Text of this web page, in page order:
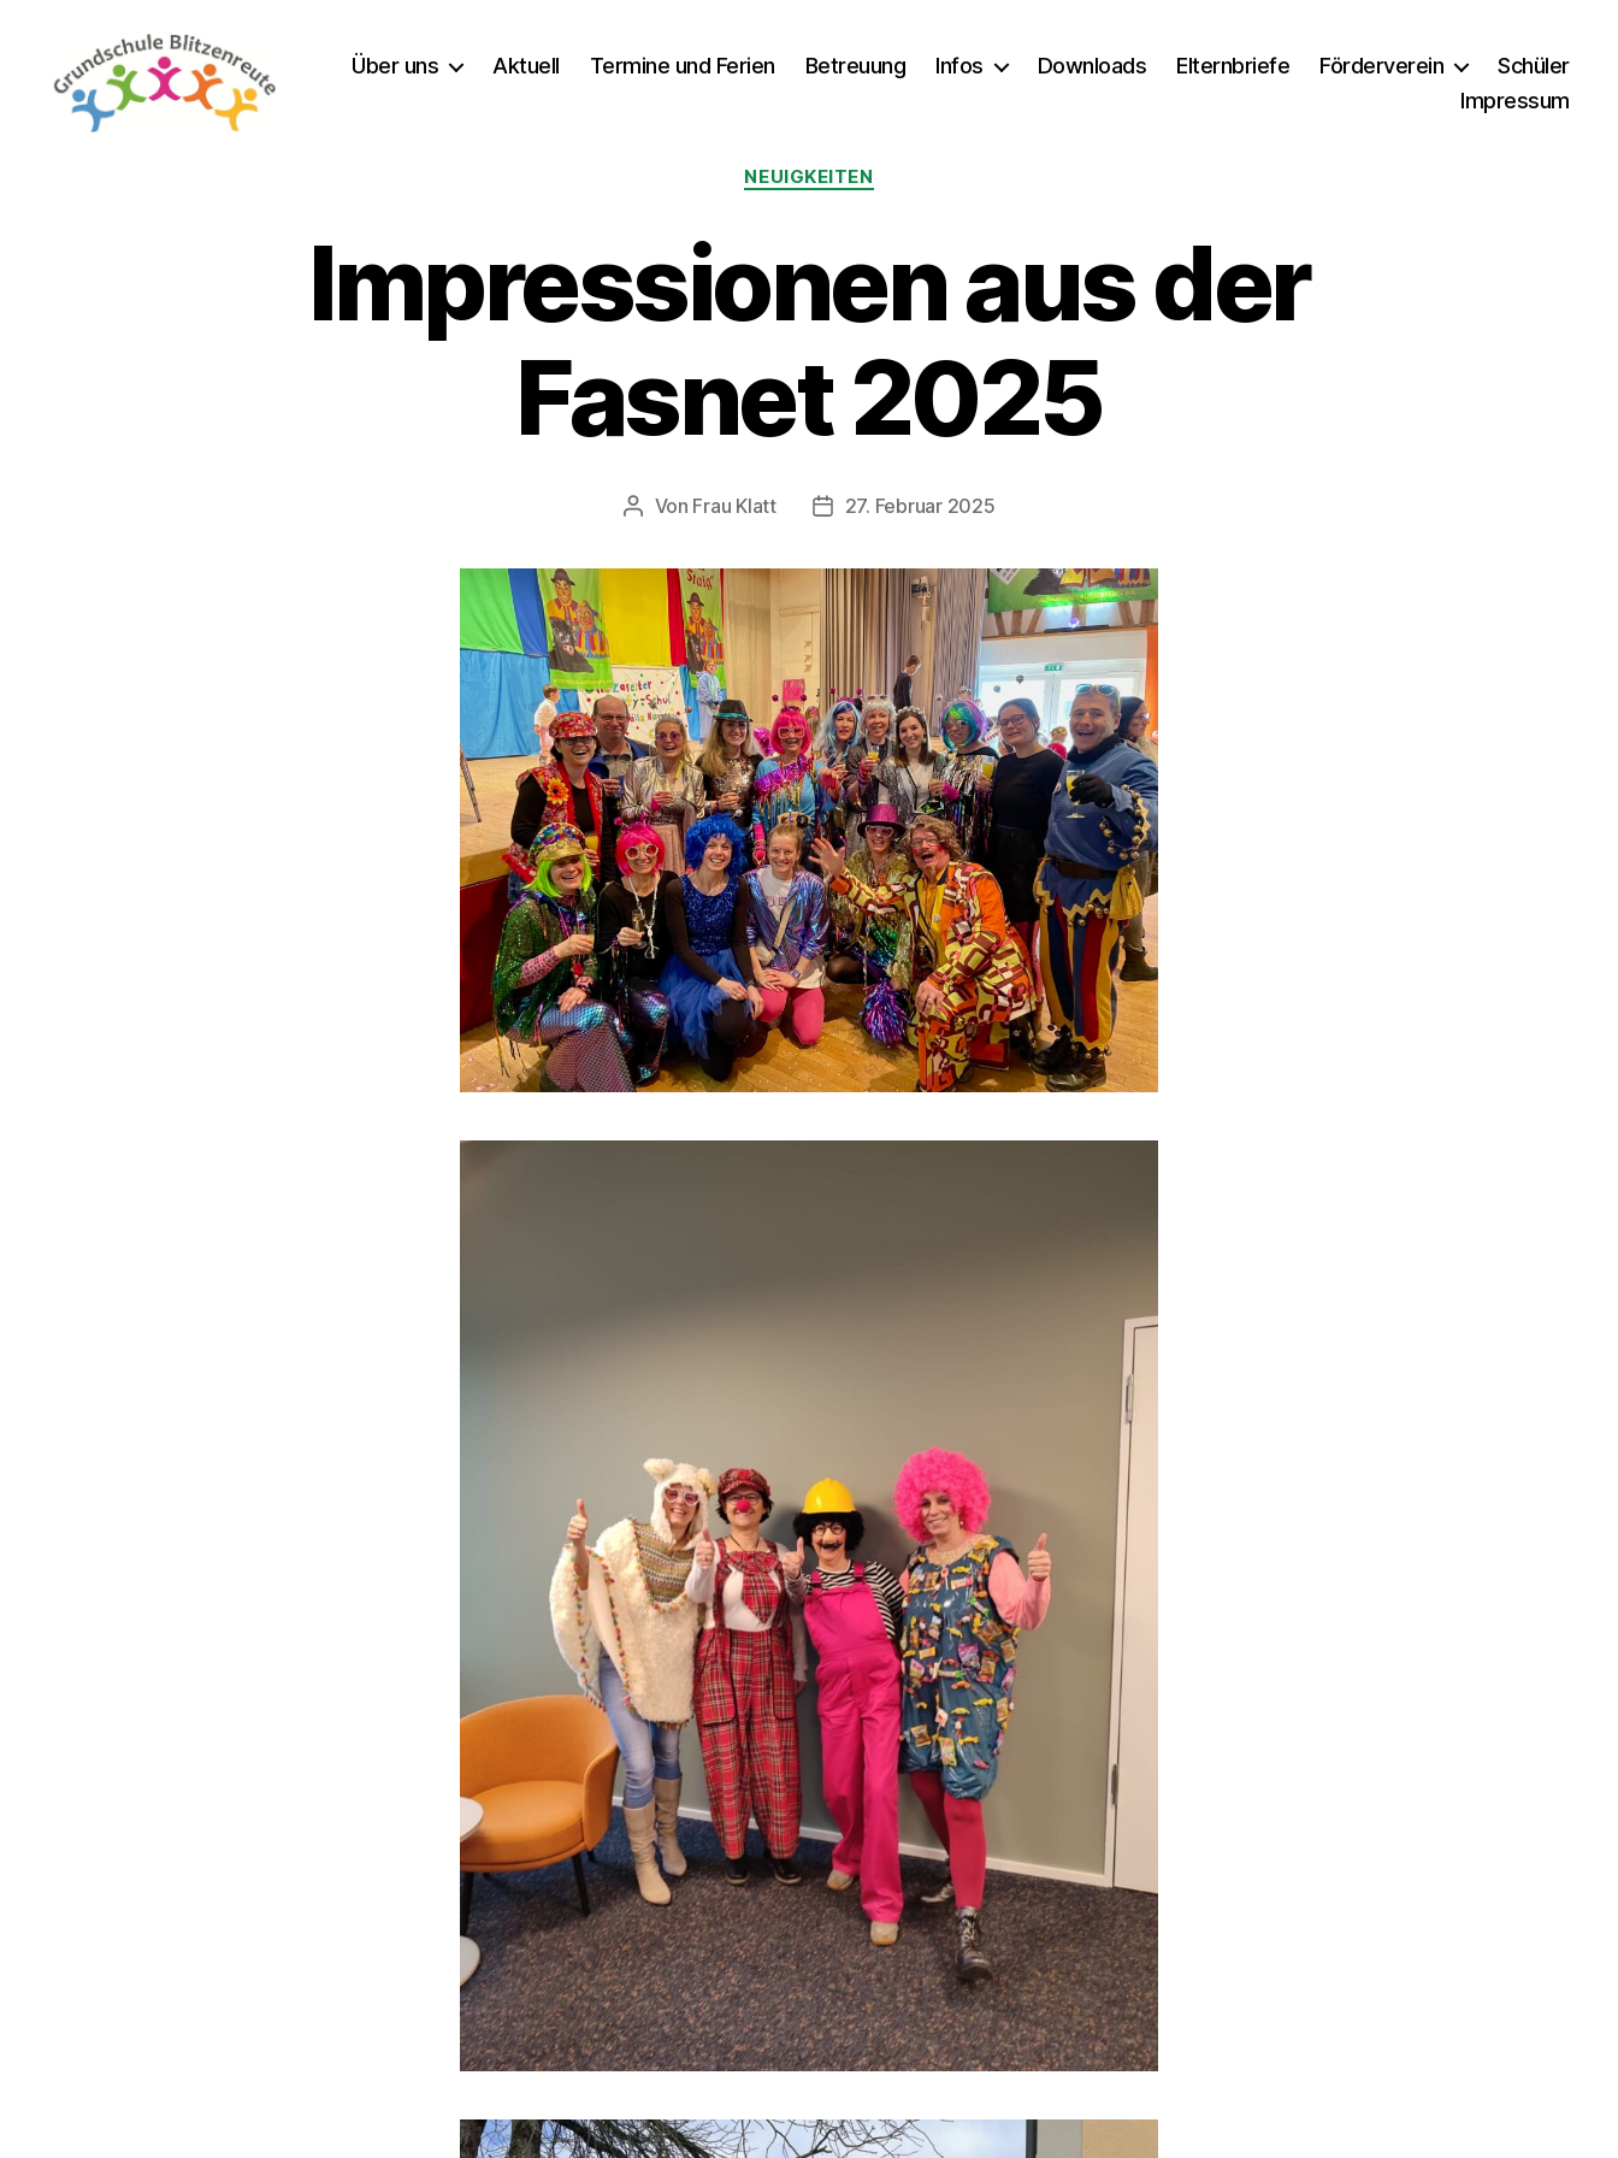
Über uns Aktuell Termine und Ferien Betreuung Infos Downloads Elternbriefe Förderverein
Schüler
Impressum
Kategorien
NEUIGKEITEN
Impressionen aus der
Fasnet 2025
Beitragsautor
Von Frau Klatt Veröffentlichungsdatum
27. Februar 2025